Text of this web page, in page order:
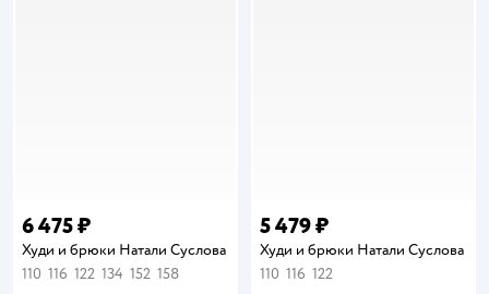
6 475 ₽
Худи и брюки Натали Суслова
110 116 122 134 152 158
5 479 ₽
Худи и брюки Натали Суслова
110 116 122